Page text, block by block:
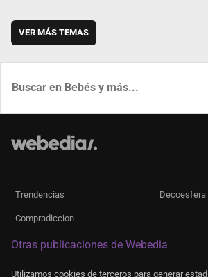
VER MÁS TEMAS
Trendencias Decoesfera
Compradiccion
Otras publicaciones de Webedia
Utilizamos cookies de terceros para generar